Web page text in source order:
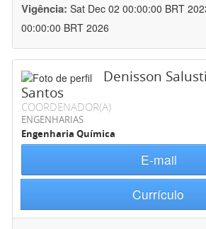
Vigência: Sat Dec 02 00:00:00 BRT
00:00:00 BRT 2026
Denisson
Santos
COORDENADOR(A)
ENGENHARIAS
Engenharia Química
E-mail
Currículo